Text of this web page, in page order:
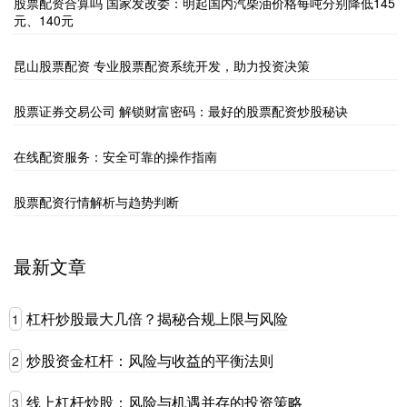
元、140元
昆山股票配资 专业股票配资系统开发，助力投资决策
股票证券交易公司 解锁财富密码：最好的股票配资炒股秘诀
在线配资服务：安全可靠的操作指南
股票配资行情解析与趋势判断
最新文章
1 杠杆炒股最大几倍？揭秘合规上限与风险
2 炒股资金杠杆：风险与收益的平衡法则
3 线上杠杆炒股：风险与机遇并存的投资策略